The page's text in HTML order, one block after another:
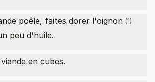
poêle, faites dorer l'oignon (1)
peu d'huile.
en cubes.